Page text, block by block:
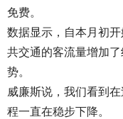
免费。
数据显示，自本月初
共交通的客流量增加
势。
威廉斯说，我们看到
程一直在稳步下降。